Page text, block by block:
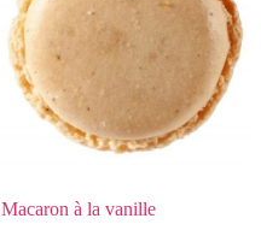
Macaron à la vanille